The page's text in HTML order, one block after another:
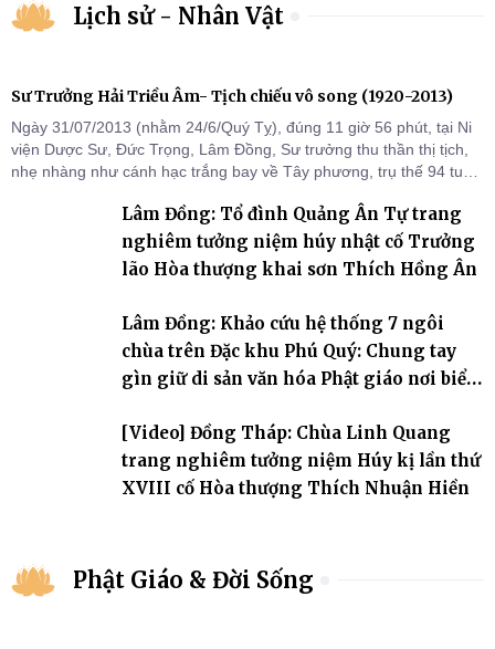
Lịch sử - Nhân Vật
Sư Trưởng Hải Triều Âm- Tịch chiếu vô song (1920-2013)
Ngày 31/07/2013 (nhằm 24/6/Quý Tỵ), đúng 11 giờ 56 phút, tại Ni
viện Dược Sư, Đức Trọng, Lâm Đồng, Sư trưởng thu thần thị tịch,
nhẹ nhàng như cánh hạc trắng bay về Tây phương, trụ thế 94 tuổi
Lâm Đồng: Tổ đình Quảng Ân Tự trang
nghiêm tưởng niệm húy nhật cố Trưởng
lão Hòa thượng khai sơn Thích Hồng Ân
Lâm Đồng: Khảo cứu hệ thống 7 ngôi
chùa trên Đặc khu Phú Quý: Chung tay
gìn giữ di sản văn hóa Phật giáo nơi biển
[Video] Đồng Tháp: Chùa Linh Quang
trang nghiêm tưởng niệm Húy kị lần thứ
XVIII cố Hòa thượng Thích Nhuận Hiền
Phật Giáo & Đời Sống